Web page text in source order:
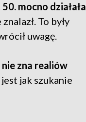
mocno działała
To były
uwagę.
zna realiów
jak szukanie